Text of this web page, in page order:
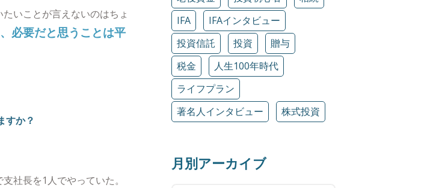
いことが言えないのはちょ
必要だと思うことは平
すか？
社長を1人でやっていた。
IFA
IFAインタビュー
投資信託
投資
贈与
税金
人生100年時代
ライフプラン
著名人インタビュー
株式投資
月別アーカイブ